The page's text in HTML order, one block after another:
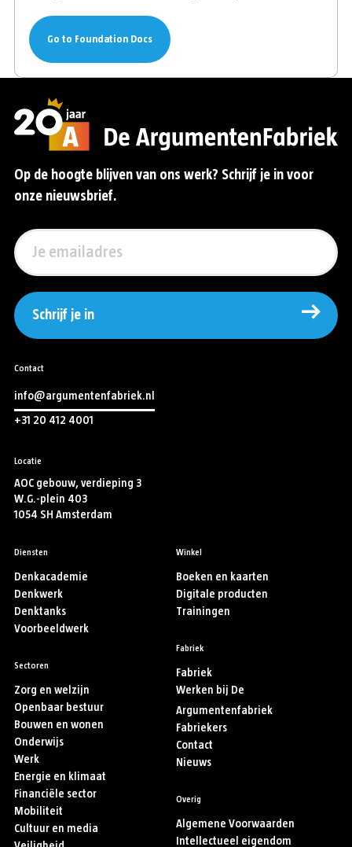
Go to Foundation Docs
Op de hoogte blijven van ons werk? Schrijf je in voor
onze nieuwsbrief.
Schrijf je in
Contact
info@argumentenfabriek.nl
+31 20 412 4001
Locatie
AOC gebouw, verdieping 3
W.G.-plein 403
1054 SH Amsterdam
Diensten
Denkacademie
Denkwerk
Denktanks
Voorbeeldwerk
Sectoren
Zorg en welzijn
Openbaar bestuur
Bouwen en wonen
Onderwijs
Werk
Energie en klimaat
Financiële sector
Mobiliteit
Cultuur en media
Winkel
Boeken en kaarten
Digitale producten
Trainingen
Fabriek
Fabriek
Werken bij De
Argumentenfabriek
Fabriekers
Contact
Nieuws
Overig
Algemene Voorwaarden
Intellectueel eigendom